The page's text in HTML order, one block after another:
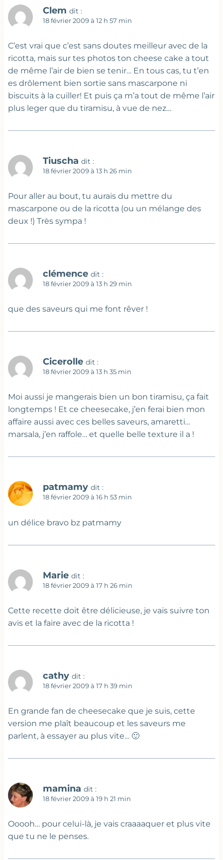
Clem dit :
18 février 2009 à 12 h 57 min
C’est vrai que c’est sans doutes meilleur avec de la
ricotta, mais sur tes photos ton cheese cake a tout
de même l’air de bien se tenir… En tous cas, tu t’en
es drôlement bien sortie sans mascarpone ni
biscuits à la cuiller! Et puis ça m’a tout de même l’air
plus leger que du tiramisu, à vue de nez…
Tiuscha dit :
18 février 2009 à 13 h 26 min
Pour aller au bout, tu aurais du mettre du
mascarpone ou de la ricotta (ou un mélange des
deux !) Très sympa !
clémence dit :
18 février 2009 à 13 h 29 min
que des saveurs qui me font rêver !
Cicerolle dit :
18 février 2009 à 13 h 35 min
Moi aussi je mangerais bien un bon tiramisu, ça fait
longtemps ! Et ce cheesecake, j’en ferai bien mon
affaire aussi avec ces belles saveurs, amaretti…
marsala, j’en raffole… et quelle belle texture il a !
patmamy dit :
18 février 2009 à 16 h 53 min
un délice bravo bz patmamy
Marie dit :
18 février 2009 à 17 h 26 min
Cette recette doit être délicieuse, je vais suivre ton
avis et la faire avec de la ricotta !
cathy dit :
18 février 2009 à 17 h 39 min
En grande fan de cheesecake que je suis, cette
version me plaît beaucoup et les saveurs me
parlent, à essayer au plus vite… 🙂
mamina dit :
18 février 2009 à 19 h 21 min
Ooooh… pour celui-là, je vais craaaaquer et plus vite
que tu ne le penses.